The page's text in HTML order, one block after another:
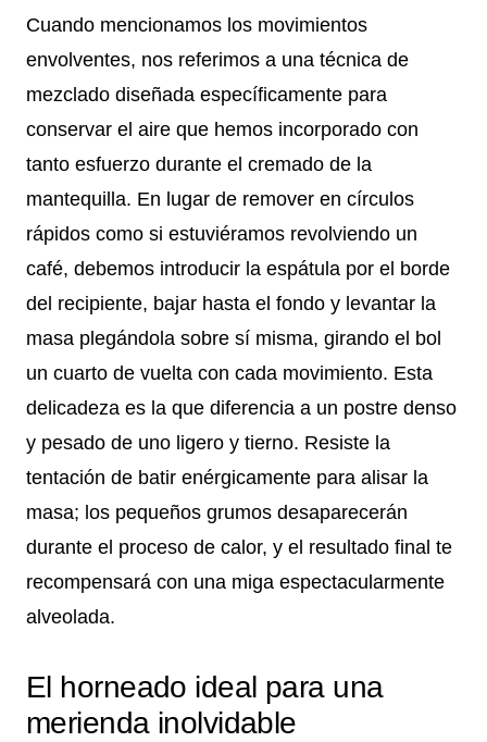
Cuando mencionamos los movimientos
envolventes, nos referimos a una técnica de
mezclado diseñada específicamente para
conservar el aire que hemos incorporado con
tanto esfuerzo durante el cremado de la
mantequilla. En lugar de remover en círculos
rápidos como si estuviéramos revolviendo un
café, debemos introducir la espátula por el borde
del recipiente, bajar hasta el fondo y levantar la
masa plegándola sobre sí misma, girando el bol
un cuarto de vuelta con cada movimiento. Esta
delicadeza es la que diferencia a un postre denso
y pesado de uno ligero y tierno. Resiste la
tentación de batir enérgicamente para alisar la
masa; los pequeños grumos desaparecerán
durante el proceso de calor, y el resultado final te
recompensará con una miga espectacularmente
alveolada.
El horneado ideal para una
merienda inolvidable